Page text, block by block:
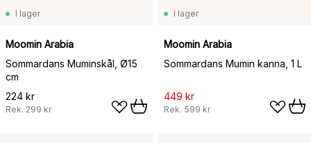
I lager
Moomin Arabia
Sommardans Muminskål, Ø15
cm
224 kr
Rek. 299 kr
I lager
Moomin Arabia
Sommardans Mumin kanna, 1 L
449 kr
Rek. 599 kr